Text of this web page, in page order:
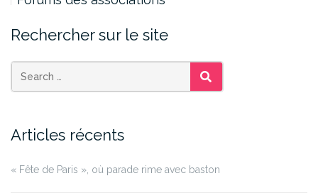
Rechercher sur le site
SEARCH
Articles récents
« Fête de Paris », où parade rime avec baston